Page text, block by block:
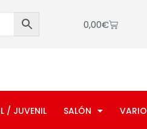
0,00€Cart
/ JUVENIL SALÓN